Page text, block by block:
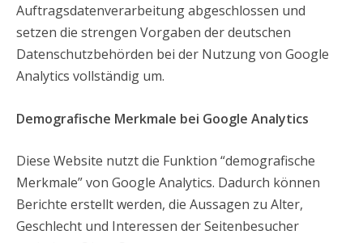
Auftragsdatenverarbeitung abgeschlossen und
setzen die strengen Vorgaben der deutschen
Datenschutzbehörden bei der Nutzung von Google
Analytics vollständig um.
Demografische Merkmale bei Google Analytics
Diese Website nutzt die Funktion “demografische
Merkmale” von Google Analytics. Dadurch können
Berichte erstellt werden, die Aussagen zu Alter,
Geschlecht und Interessen der Seitenbesucher